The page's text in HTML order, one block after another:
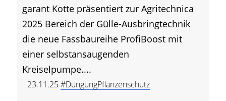
garant Kotte präsentiert zur Agritechnica
2025 Bereich der Gülle-Ausbringtechnik
die neue Fassbaureihe ProfiBoost mit
einer selbstansaugenden
Kreiselpumpe....
23.11.25#DüngungPflanzenschutz